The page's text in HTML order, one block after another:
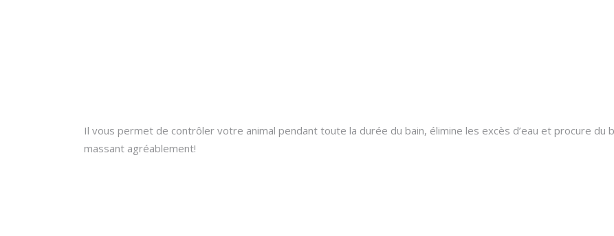
Il vous permet de contrôler votre animal pendant toute la durée du bain, élimine les excès d’eau et procure du
massant agréablement!